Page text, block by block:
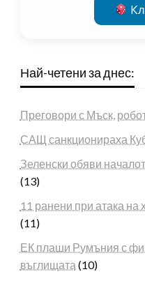
Най-четени за днес:
Преговори с Мъск,
САЩ санкционираха
Зеленски обяви
(13)
11 ранени при атака на
(11)
ЕК плаши Румъния с
въглищата (10)